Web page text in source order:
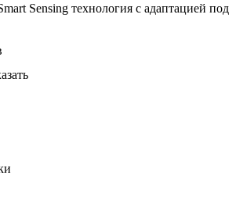
Sensing технология с адаптацией под